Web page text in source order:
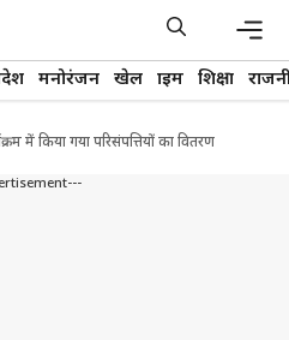
मनोरंजन खेल क्राइम शिक्षा
में किया गया परिसंपत्तियों का वितरण